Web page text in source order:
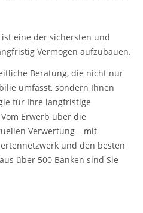
eine der sichersten und
Vermögen aufzubauen.
Beratung, die nicht nur
umfasst, sondern Ihnen
für Ihre langfristige
Erwerb über die
Verwertung – mit
und den besten
über 500 Banken sind Sie